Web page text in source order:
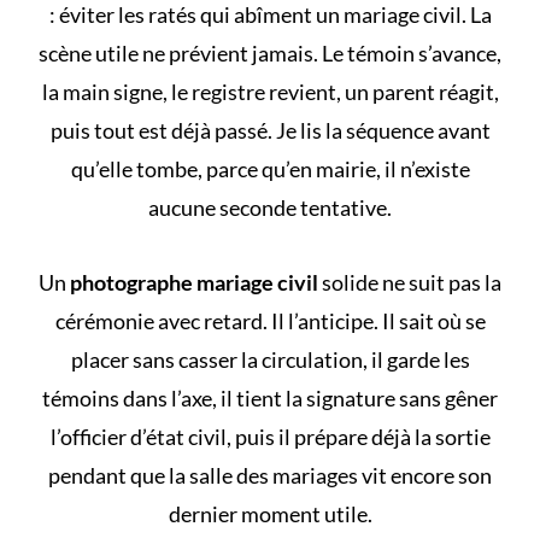
: éviter les ratés qui abîment un mariage civil. La
scène utile ne prévient jamais. Le témoin s’avance,
la main signe, le registre revient, un parent réagit,
puis tout est déjà passé. Je lis la séquence avant
qu’elle tombe, parce qu’en mairie, il n’existe
aucune seconde tentative.
Un photographe mariage civilsolide ne suit pas la
cérémonie avec retard. Il l’anticipe. Il sait où se
placer sans casser la circulation, il garde les
témoins dans l’axe, il tient la signature sans gêner
l’officier d’état civil, puis il prépare déjà la sortie
pendant que la salle des mariages vit encore son
dernier moment utile.